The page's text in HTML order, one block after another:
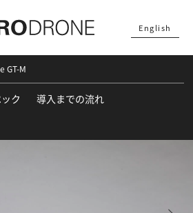
English
GT-M
ク
導入までの流れ